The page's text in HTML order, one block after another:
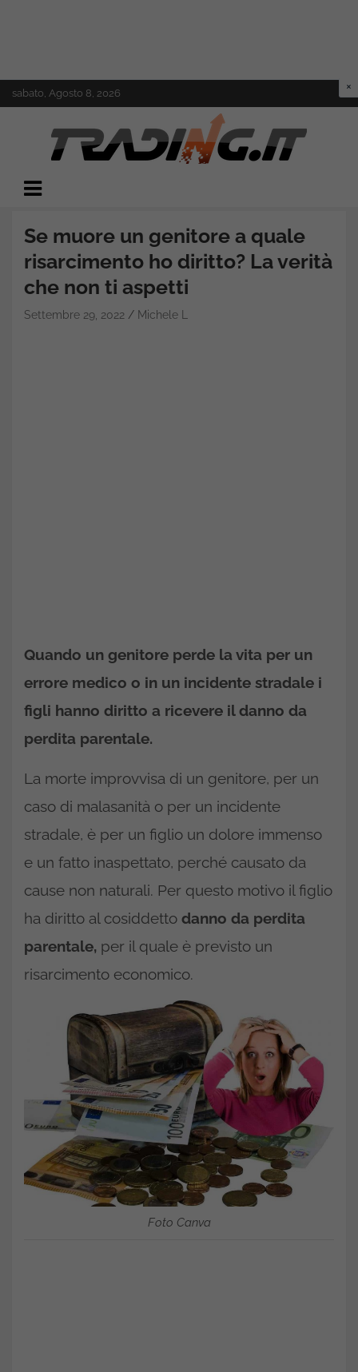
to
sabato, Agosto 8, 2026
Trading.it
Se muore un genitore a quale
risarcimento ho diritto? La verità
che non ti aspetti
Settembre 29, 2022 Michele L
Quando un genitore perde la vita per un
errore medico o in un incidente stradale i
figli hanno diritto a ricevere il danno da
perdita parentale.
La morte improvvisa di un genitore, per un
caso di malasanità o per un incidente
stradale, è per un figlio un dolore immenso
e un fatto inaspettato, perché causato da
cause non naturali. Per questo motivo il figlio
ha diritto al cosiddetto danno da perdita
parentale, per il quale è previsto un
risarcimento economico.
Foto Canva